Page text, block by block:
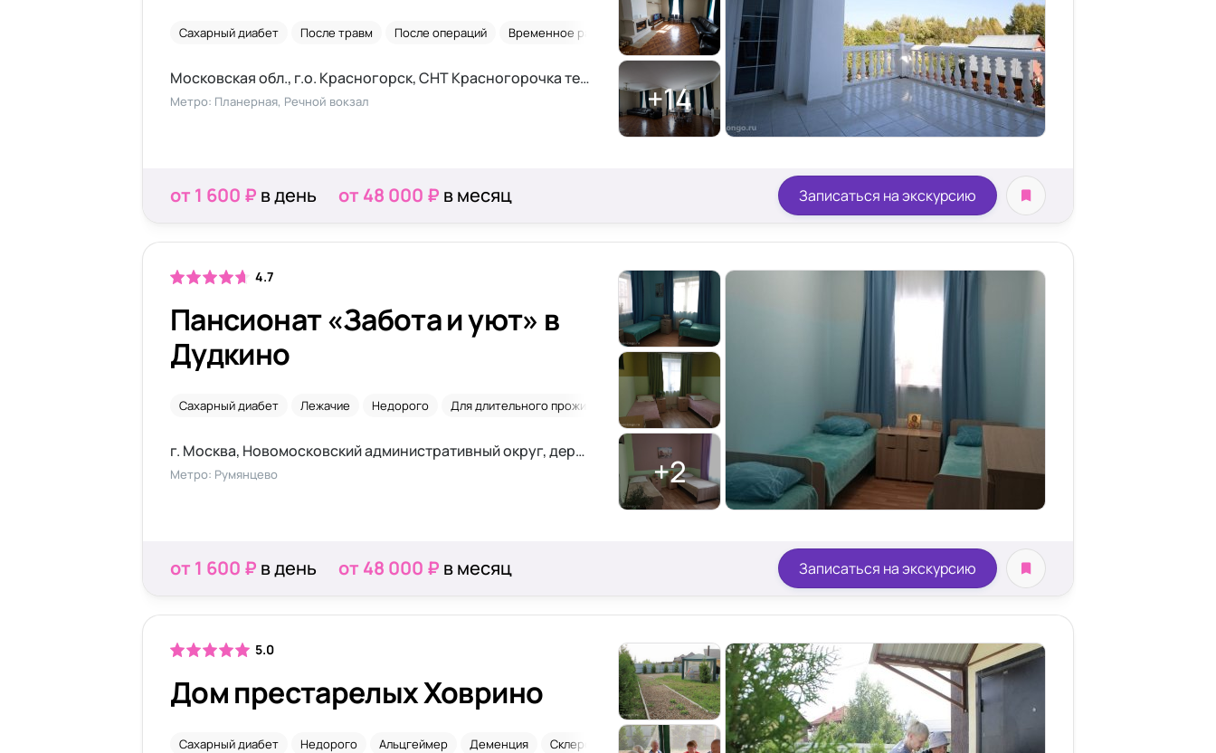
Сахарный диабет После травм После операций Временное размещение Уход 24/7 Сиделки
Московская обл., г.о. Красногорск, СНТ Красногорочка территория, 15
Метро: Планерная, Речной вокзал +14
от 1 600 ₽ в день от 48 000 ₽ в месяц Записаться на экскурсию
4.7
Пансионат «Забота и уют» в
Дудкино
Сахарный диабет Лежачие Недорого Для длительного проживания 2-х местная комната
г. Москва, Новомосковский административный округ, деревня Дудкино, район Коммунарка
Метро: Румянцево +2
от 1 600 ₽ в день от 48 000 ₽ в месяц Записаться на экскурсию
5.0
Дом престарелых Ховрино
Сахарный диабет Недорого Альцгеймер Деменция Склероз Лежачие